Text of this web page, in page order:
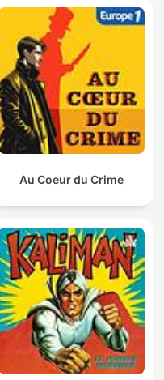
Au Coeur du Crime